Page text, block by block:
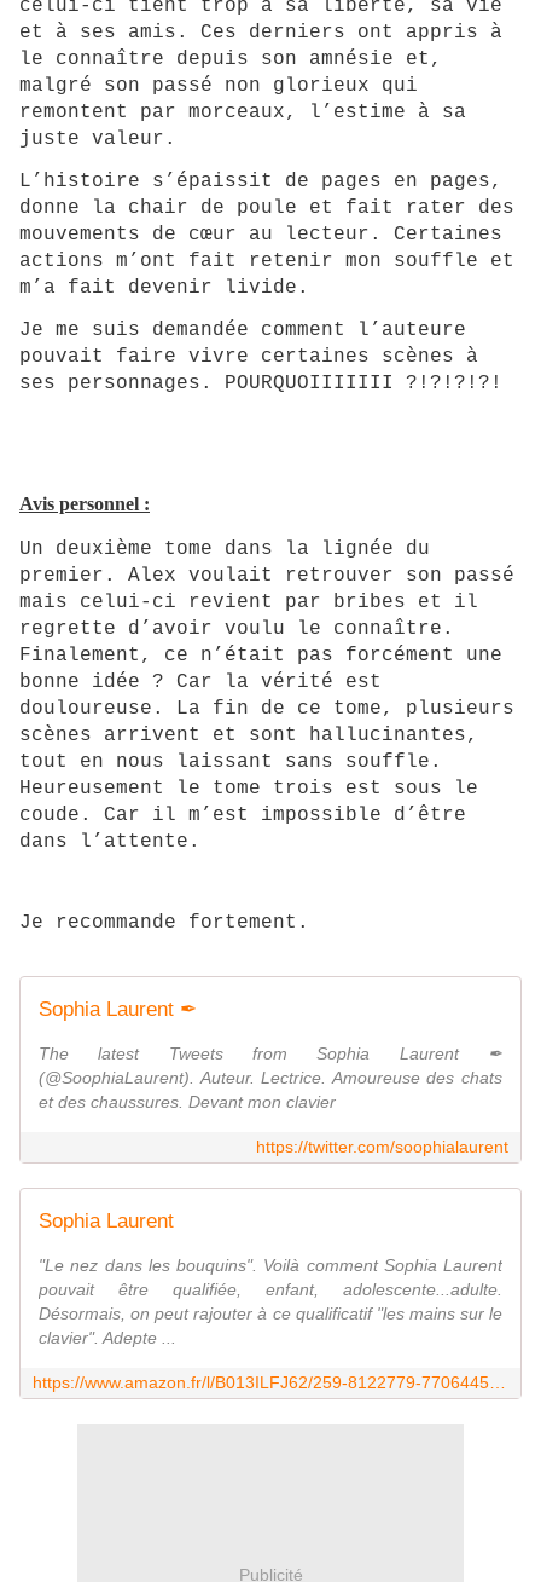
celui-ci tient trop à sa liberté, sa vie
et à ses amis. Ces derniers ont appris à
le connaître depuis son amnésie et,
malgré son passé non glorieux qui
remontent par morceaux, l’estime à sa
juste valeur.
L’histoire s’épaissit de pages en pages,
donne la chair de poule et fait rater des
mouvements de cœur au lecteur. Certaines
actions m’ont fait retenir mon souffle et
m’a fait devenir livide.
Je me suis demandée comment l’auteure
pouvait faire vivre certaines scènes à
ses personnages. POURQUOIIIIIII ?!?!?!?!
Avis personnel :
Un deuxième tome dans la lignée du
premier. Alex voulait retrouver son passé
mais celui-ci revient par bribes et il
regrette d’avoir voulu le connaître.
Finalement, ce n’était pas forcément une
bonne idée ? Car la vérité est
douloureuse. La fin de ce tome, plusieurs
scènes arrivent et sont hallucinantes,
tout en nous laissant sans souffle.
Heureusement le tome trois est sous le
coude. Car il m’est impossible d’être
dans l’attente.
Je recommande fortement.
Sophia Laurent ✒
The latest Tweets from Sophia Laurent ✒
(@SoophiaLaurent). Auteur. Lectrice. Amoureuse des chats
et des chaussures. Devant mon clavier
https://twitter.com/soophialaurent
Sophia Laurent
"Le nez dans les bouquins". Voilà comment Sophia Laurent
pouvait être qualifiée, enfant, adolescente...adulte.
Désormais, on peut rajouter à ce qualificatif "les mains sur le
clavier". Adepte ...
https://www.amazon.fr/l/B013ILFJ62/259-8122779-7706445?_encoding=UTF8&redirectedFromKindleDbs=true&rfkd=1&shoppingPortalEnabled=true
Publicité